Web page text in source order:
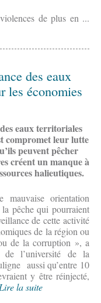
de plus en ...
des eaux
les économies
eaux territoriales
compromet leur lutte
peuvent pêcher
créent un manque à
halieutiques.
orientation
pêche qui pourraient
de cette activité
de la région ou
de la corruption », a
de l’université de la
aussi qu’entre 10
y être réinjecté,
Lire la suite